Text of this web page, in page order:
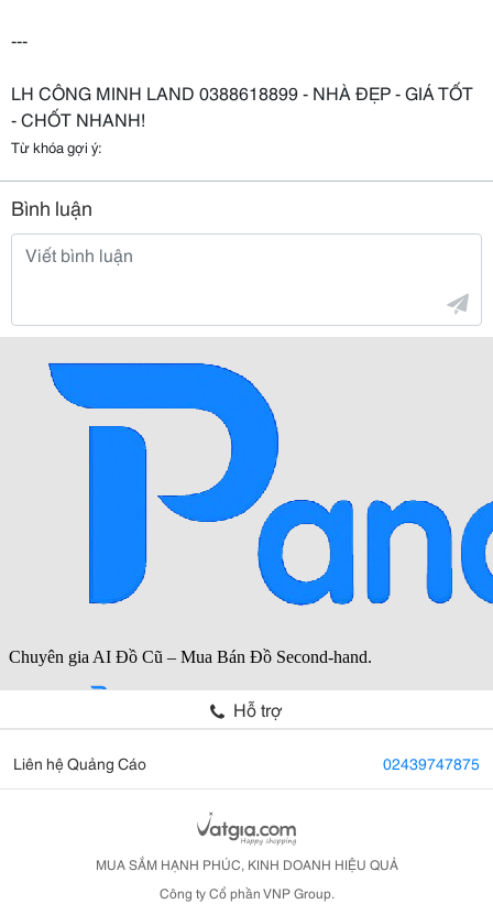
---
LH CÔNG MINH LAND 0388618899 - NHÀ ĐẸP - GIÁ TỐT
- CHỐT NHANH!
Từ khóa gợi ý:
Bình luận
Hỗ trợ
Liên hệ Quảng Cáo 02439747875
MUA SẮM HẠNH PHÚC, KINH DOANH HIỆU QUẢ
Công ty Cổ phần VNP Group.